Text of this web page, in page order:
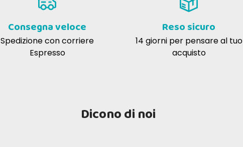
Consegna veloce
Spedizione con corriere
Espresso
Reso sicuro
14 giorni per pensare al tuo
acquisto
Dicono di noi